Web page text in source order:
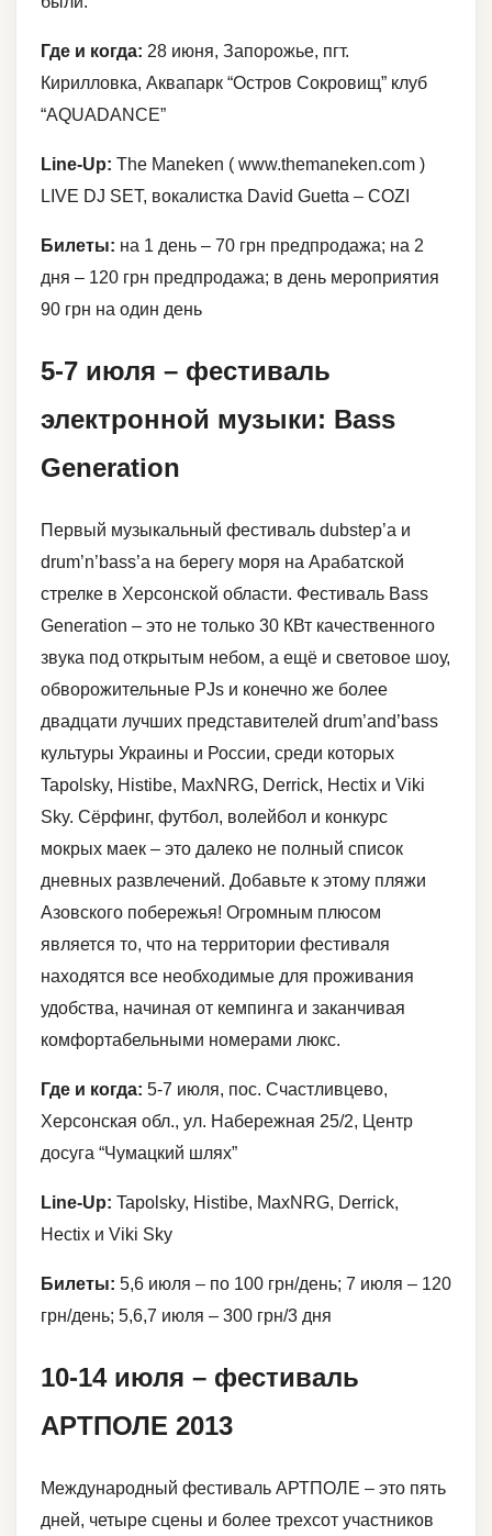
Где и когда: 28 июня, Запорожье, пгт.
Кирилловка, Аквапарк “Остров Сокровищ” клуб
“AQUADАNCE”
Line-Up: The Maneken ( www.themaneken.com )
LIVE DJ SET, вокалистка David Guetta – COZI
Билеты: на 1 день – 70 грн предпродажа; на 2
дня – 120 грн предпродажа; в день мероприятия
90 грн на один день
5-7 июля – фестиваль
электронной музыки: Bass
Generation
Первый музыкальный фестиваль dubstep’а и
drum’n’bass’а на берегу моря на Арабатской
стрелке в Херсонской области. Фестиваль Bass
Generation – это не только 30 КВт качественного
звука под открытым небом, а ещё и световое шоу,
обворожительные PJs и конечно же более
двадцати лучших представителей drum’and’bass
культуры Украины и России, среди которых
Tapolsky, Histibe, MaxNRG, Derrick, Hectix и Viki
Sky. Сёрфинг, футбол, волейбол и конкурс
мокрых маек – это далеко не полный список
дневных развлечений. Добавьте к этому пляжи
Азовского побережья! Огромным плюсом
является то, что на территории фестиваля
находятся все необходимые для проживания
удобства, начиная от кемпинга и заканчивая
комфортабельными номерами люкс.
Где и когда: 5-7 июля, пос. Счастливцево,
Херсонская обл., ул. Набережная 25/2, Центр
досуга “Чумацкий шлях”
Line-Up: Tapolsky, Histibe, MaxNRG, Derrick,
Hectix и Viki Sky
Билеты: 5,6 июля – по 100 грн/день; 7 июля – 120
грн/день; 5,6,7 июля – 300 грн/3 дня
10-14 июля – фестиваль
АРТПОЛЕ 2013
Международный фестиваль АРТПОЛЕ – это пять
дней, четыре сцены и более трехсот участников